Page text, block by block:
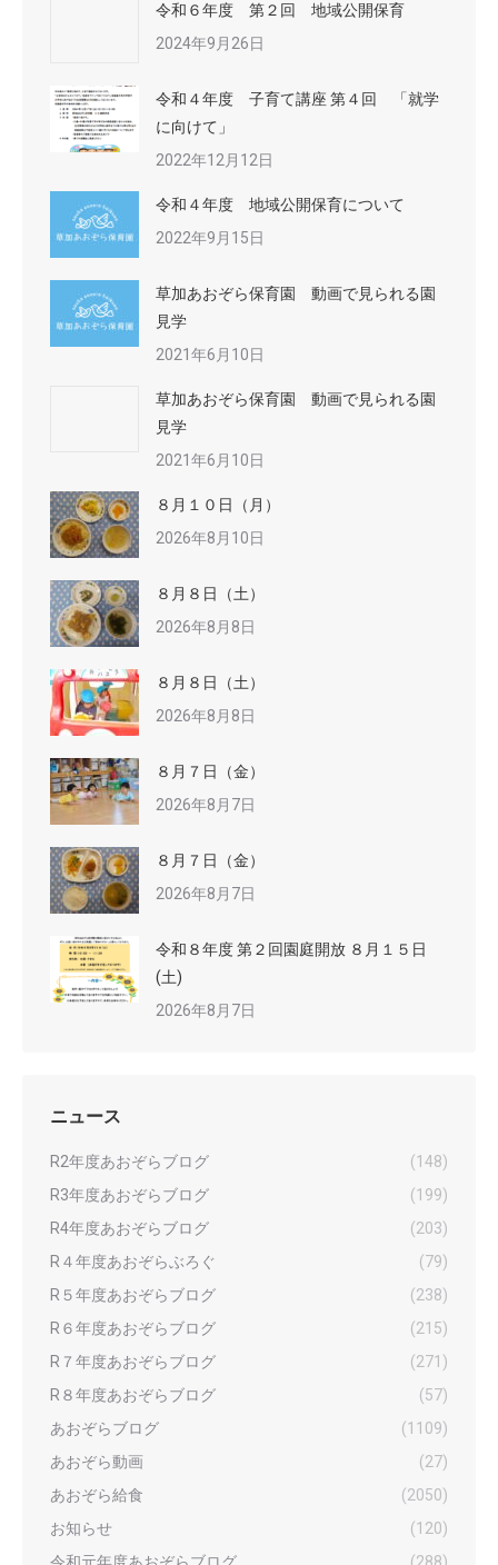
令和６年度 第２回 地域公開保育
2024年9月26日
令和４年度 子育て講座 第４回 「就学
に向けて」
2022年12月12日
令和４年度 地域公開保育について
2022年9月15日
草加あおぞら保育園 動画で見られる園
見学
2021年6月10日
草加あおぞら保育園 動画で見られる園
見学
2021年6月10日
８月１０日（月）
2026年8月10日
８月８日（土）
2026年8月8日
８月８日（土）
2026年8月8日
８月７日（金）
2026年8月7日
８月７日（金）
2026年8月7日
令和８年度 第２回園庭開放 ８月１５日
(土)
2026年8月7日
ニュース
R2年度あおぞらブログ
(148)
R3年度あおぞらブログ
(199)
R4年度あおぞらブログ
(203)
R４年度あおぞらぶろぐ
(79)
R５年度あおぞらブログ
(238)
R６年度あおぞらブログ
(215)
R７年度あおぞらブログ
(271)
R８年度あおぞらブログ
(57)
あおぞらブログ
(1109)
あおぞら動画
(27)
あおぞら給食
(2050)
お知らせ
(120)